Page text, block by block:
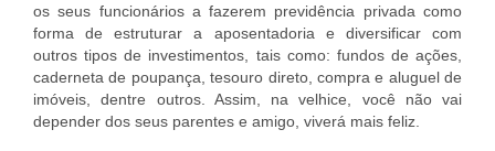
os seus funcionários a fazerem previdência privada como
forma de estruturar a aposentadoria e diversificar com
outros tipos de investimentos, tais como: fundos de ações,
caderneta de poupança, tesouro direto, compra e aluguel de
imóveis, dentre outros. Assim, na velhice, você não vai
depender dos seus parentes e amigo, viverá mais feliz.